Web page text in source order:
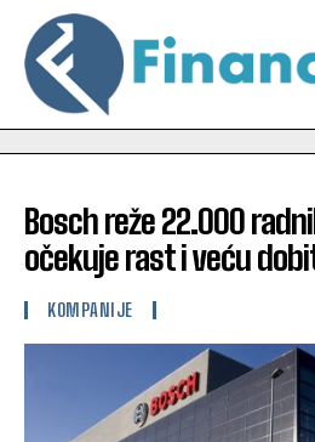
Bosch reže 22.000
očekuje rast i veću
KOMPANIJE